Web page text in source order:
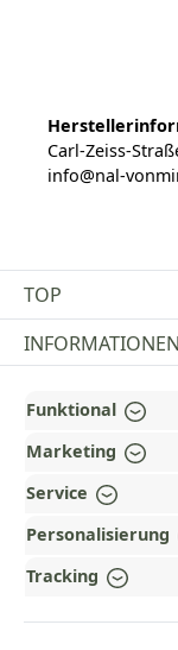
Carl-Zeiss-
info@nal-
TOP
INFORMATIONEN
ZAHLUNGS- UND
AUSGEZEICHNET
WARUM HEAD-
UNSERE
Funktional
Marketing
Service
Personalisierung
Tracking